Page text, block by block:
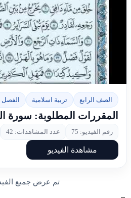
▶الصف الرابع تربية اسلامية الفصل
المقررات المطلوبة: سورة
رقم الفيديو: 75 عدد المشاهدات: 42
مشاهدة الفيديو
تم عرض جميع